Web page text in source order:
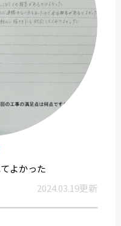
よかった
2024.03.19更新